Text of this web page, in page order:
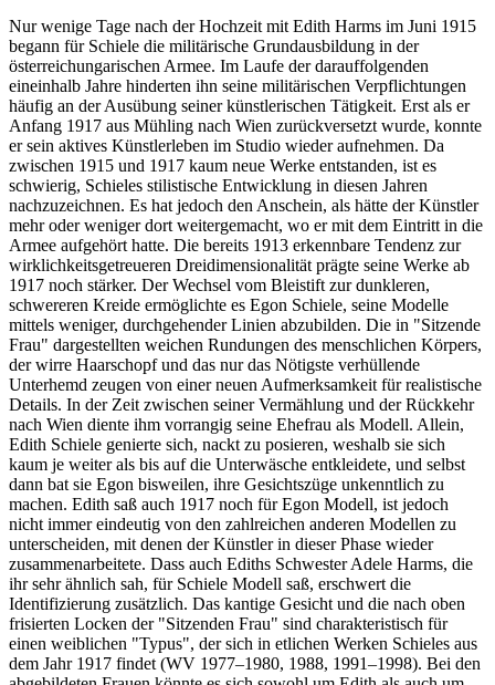
Nur wenige Tage nach der Hochzeit mit Edith Harms im Juni 1915
begann für Schiele die militärische Grundausbildung in der
österreichungarischen Armee. Im Laufe der darauffolgenden
eineinhalb Jahre hinderten ihn seine militärischen Verpflichtungen
häufig an der Ausübung seiner künstlerischen Tätigkeit. Erst als er
Anfang 1917 aus Mühling nach Wien zurückversetzt wurde, konnte
er sein aktives Künstlerleben im Studio wieder aufnehmen. Da
zwischen 1915 und 1917 kaum neue Werke entstanden, ist es
schwierig, Schieles stilistische Entwicklung in diesen Jahren
nachzuzeichnen. Es hat jedoch den Anschein, als hätte der Künstler
mehr oder weniger dort weitergemacht, wo er mit dem Eintritt in die
Armee aufgehört hatte. Die bereits 1913 erkennbare Tendenz zur
wirklichkeitsgetreueren Dreidimensionalität prägte seine Werke ab
1917 noch stärker. Der Wechsel vom Bleistift zur dunkleren,
schwereren Kreide ermöglichte es Egon Schiele, seine Modelle
mittels weniger, durchgehender Linien abzubilden. Die in "Sitzende
Frau" dargestellten weichen Rundungen des menschlichen Körpers,
der wirre Haarschopf und das nur das Nötigste verhüllende
Unterhemd zeugen von einer neuen Aufmerksamkeit für realistische
Details. In der Zeit zwischen seiner Vermählung und der Rückkehr
nach Wien diente ihm vorrangig seine Ehefrau als Modell. Allein,
Edith Schiele genierte sich, nackt zu posieren, weshalb sie sich
kaum je weiter als bis auf die Unterwäsche entkleidete, und selbst
dann bat sie Egon bisweilen, ihre Gesichtszüge unkenntlich zu
machen. Edith saß auch 1917 noch für Egon Modell, ist jedoch
nicht immer eindeutig von den zahlreichen anderen Modellen zu
unterscheiden, mit denen der Künstler in dieser Phase wieder
zusammenarbeitete. Dass auch Ediths Schwester Adele Harms, die
ihr sehr ähnlich sah, für Schiele Modell saß, erschwert die
Identifizierung zusätzlich. Das kantige Gesicht und die nach oben
frisierten Locken der "Sitzenden Frau" sind charakteristisch für
einen weiblichen "Typus", der sich in etlichen Werken Schieles aus
dem Jahr 1917 findet (WV 1977–1980, 1988, 1991–1998). Bei den